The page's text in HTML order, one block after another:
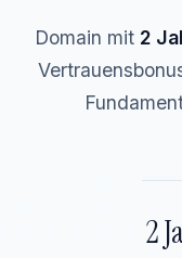
Domain mit 2
2